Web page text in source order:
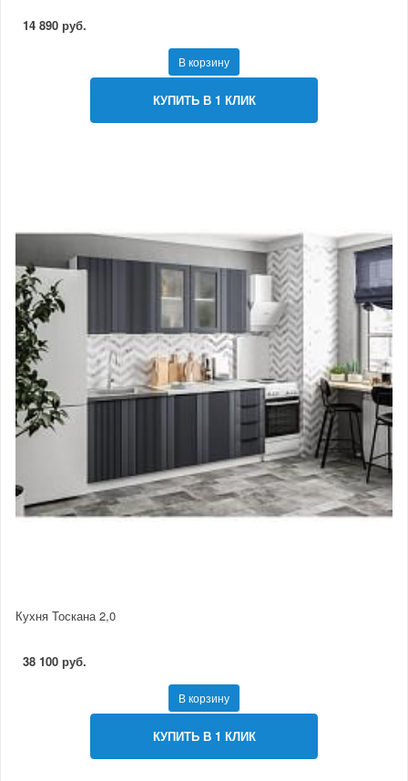
14 890 руб.
В корзину
КУПИТЬ В 1 КЛИК
Кухня Тоскана 2,0
38 100 руб.
В корзину
КУПИТЬ В 1 КЛИК